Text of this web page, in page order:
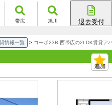
帯広 旭川 退去受付
情報一覧 コーポ23B 西帯広の2LDK賃貸ア